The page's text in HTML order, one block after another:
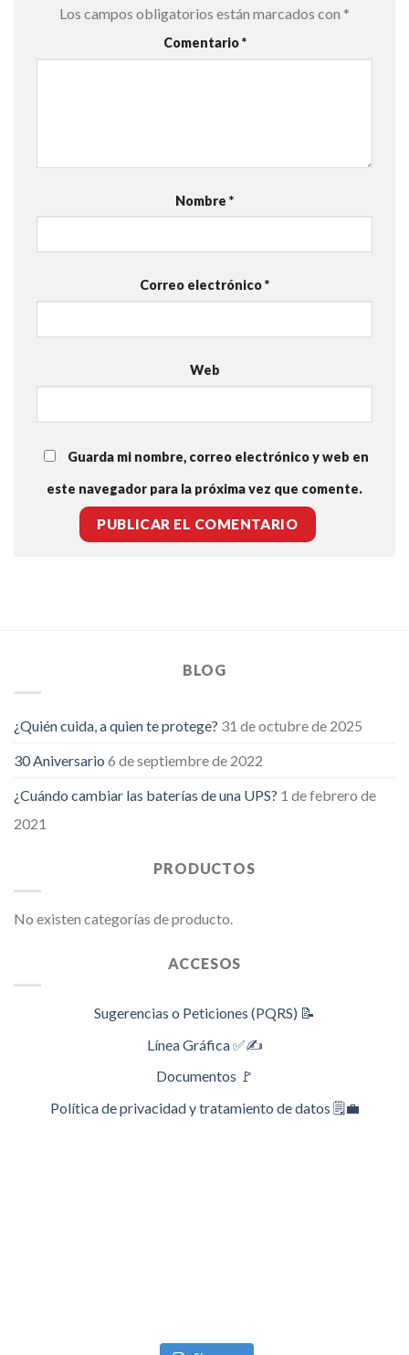
Los campos obligatorios están marcados con *
Comentario*
Nombre *
Correo electrónico*
Web
Guarda mi nombre, correo electrónico y web en
este navegador para la próxima vez que comente.
BLOG
¿Quién cuida, a quien te protege? 31 de octubre de 2025
30 Aniversario 6 de septiembre de 2022
¿Cuándo cambiar las baterías de una UPS? 1 de febrero de
2021
PRODUCTOS
No existen categorías de producto.
ACCESOS
Sugerencias o Peticiones (PQRS) 📝
Línea Gráfica ✅✍️
Documentos 🚩
Política de privacidad y tratamiento de datos 🗒️💼